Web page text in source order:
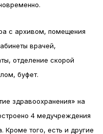
с архивом, помещения
врачей,
отделение скорой
буфет.
здравоохранения» на
4 медучреждения
Кроме того, есть и другие